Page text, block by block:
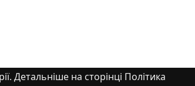
Детальніше на сторінці Політика